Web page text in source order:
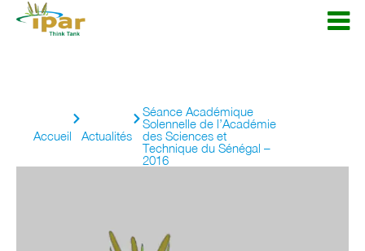
Accueil Actualités
Séance Académique
Solennelle de l’Académie
des Sciences et
Technique du Sénégal –
2016